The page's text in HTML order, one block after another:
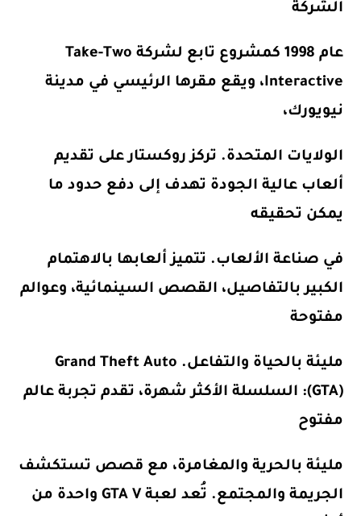
الشركة
عام 1998 كمشروع تابع لشركة
Take-Two
Interactive، ويقع مقرها الرئيسي في مدينة
نيويورك،
الولايات المتحدة. تركز روكستار على تقديم
ألعاب عالية الجودة تهدف إلى دفع حدود ما
يمكن تحقيقه
في صناعة الألعاب. تتميز ألعابها بالاهتمام
الكبير بالتفاصيل، القصص السينمائية، وعوالم
مفتوحة
مليئة بالحياة والتفاعل. Grand Theft Auto
(GTA): السلسلة الأكثر شهرة، تقدم تجربة عالم
مفتوح
مليئة بالحرية والمغامرة، مع قصص تستكشف
الجريمة والمجتمع. تُعد لعبةGTA V واحدة من